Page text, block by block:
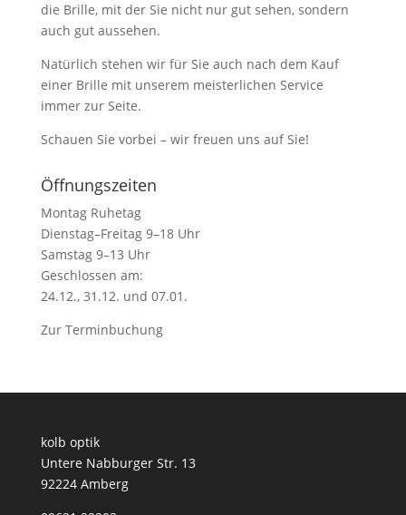
die Brille, mit der Sie nicht nur gut sehen, sondern
auch gut aussehen.
Natürlich stehen wir für Sie auch nach dem Kauf
einer Brille mit unserem meisterlichen Service
immer zur Seite.
Schauen Sie vorbei – wir freuen uns auf Sie!
Öffnungszeiten
Montag Ruhetag
Dienstag–Freitag 9–18 Uhr
Samstag 9–13 Uhr
Geschlossen am:
24.12., 31.12. und 07.01.
Zur Terminbuchung
kolb optik
Untere Nabburger Str. 13
92224 Amberg